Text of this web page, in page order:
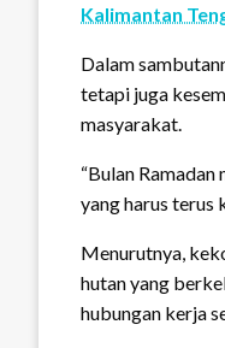
Kalimantan
Dalam
tetapi juga
masyarakat.
“Bulan
yang harus terus
Menurutnya,
hutan yang
hubungan kerja